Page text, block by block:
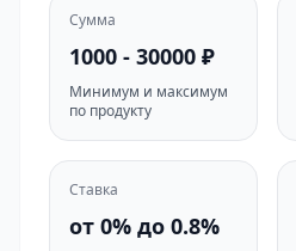
Сумма
1000 - 30000 ₽
Минимум и максимум
по продукту
Ставка
от 0% до 0.8%